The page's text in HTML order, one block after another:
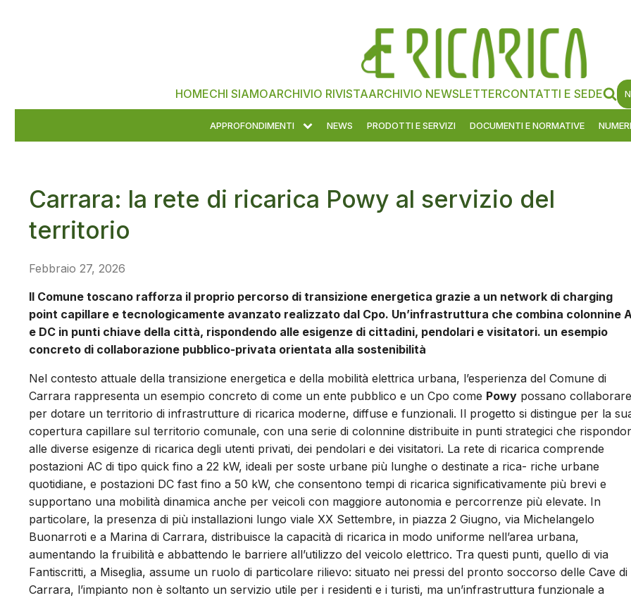
HOMECHI SIAMOARCHIVIO RIVISTAARCHIVIO NEWSLETTERCONTATTI E SEDE
APPROFONDIMENTI NEWS PRODOTTI E SERVIZI DOCUMENTI E NORMATIVE
Carrara: la rete di ricarica Powy al servizio del
territorio
Febbraio 27, 2026
Il Comune toscano rafforza il proprio percorso di transizione energetica grazie a un network di charging
point capillare e tecnologicamente avanzato realizzato dal Cpo. Un’infrastruttura che combina colonnine
e DC in punti chiave della città, rispondendo alle esigenze di cittadini, pendolari e visitatori. un esempio
concreto di collaborazione pubblico-privata orientata alla sostenibilità
Nel contesto attuale della transizione energetica e della mobilità elettrica urbana, l’esperienza del Comune di
Carrara rappresenta un esempio concreto di come un ente pubblico e un Cpo come Powy possano collaborare
per dotare un territorio di infrastrutture di ricarica moderne, diffuse e funzionali. Il progetto si distingue per la
copertura capillare sul territorio comunale, con una serie di colonnine distribuite in punti strategici che
alle diverse esigenze di ricarica degli utenti privati, dei pendolari e dei visitatori. La rete di ricarica comprende
postazioni AC di tipo quick fino a 22 kW, ideali per soste urbane più lunghe o destinate a rica- riche urbane
quotidiane, e postazioni DC fast fino a 50 kW, che consentono tempi di ricarica significativamente più brevi e
supportano una mobilità dinamica anche per veicoli con maggiore autonomia e percorrenze più elevate. In
particolare, la presenza di più installazioni lungo viale XX Settembre, in piazza 2 Giugno, via Michelangelo
Buonarroti e a Marina di Carrara, distribuisce la capacità di ricarica in modo uniforme nell’area urbana,
aumentando la fruibilità e abbattendo le barriere all’utilizzo del veicolo elettrico. Tra questi punti, quello di via
Fantiscritti, a Miseglia, assume un ruolo di particolare rilievo: situato nei pressi del pronto soccorso delle Cave di
Carrara, l’impianto non è soltanto un servizio utile per i residenti e i turisti, ma un’infrastruttura funzionale a